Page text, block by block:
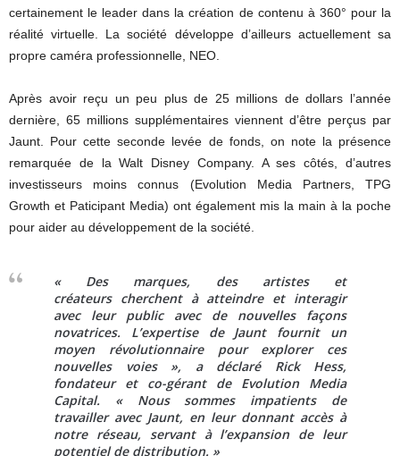
certainement le leader dans la création de contenu à 360° pour la
réalité virtuelle. La société développe d’ailleurs actuellement sa
propre caméra professionnelle, NEO.
Après avoir reçu un peu plus de 25 millions de dollars l’année
dernière, 65 millions supplémentaires viennent d’être perçus par
Jaunt. Pour cette seconde levée de fonds, on note la présence
remarquée de la Walt Disney Company. A ses côtés, d’autres
investisseurs moins connus (Evolution Media Partners, TPG
Growth et Paticipant Media) ont également mis la main à la poche
pour aider au développement de la société.
« Des marques, des artistes et
créateurs cherchent à atteindre et interagir
avec leur public avec de nouvelles façons
novatrices. L’expertise de Jaunt fournit un
moyen révolutionnaire pour explorer ces
nouvelles voies », a déclaré Rick Hess,
fondateur et co-gérant de Evolution Media
Capital. « Nous sommes impatients de
travailler avec Jaunt, en leur donnant accès à
notre réseau, servant à l’expansion de leur
potentiel de distribution. »